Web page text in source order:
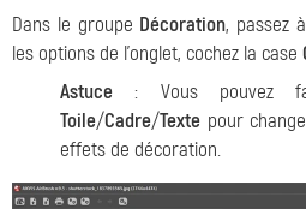
Dans le groupe Décoration, passez
les options de l'onglet, cochez la case
Astuce : Vous pouvez
Toile/Cadre/Texte pour
effets de décoration.